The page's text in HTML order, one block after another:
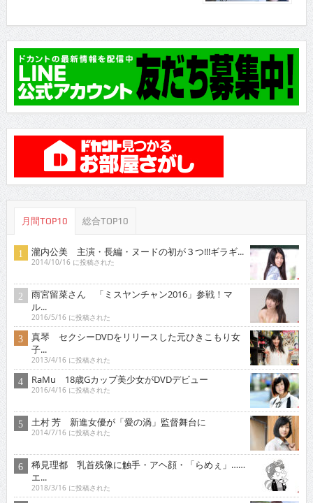
月間TOP10 総合TOP10
瀧内公美 主演・長編・ヌードの初が３つ!!!ギラギ...
2014/10/16 に投稿された
雨宮留菜さん 「ミスヤンチャン2016」参戦！マ
ル...
2016/5/16 に投稿された
真琴 セクシーDVDをリリースした元ひきこもり女
子...
2013/4/16 に投稿された
RaMu 18歳Gカップ美少女がDVDデビュー
2016/4/16 に投稿された
土村 芳 新進女優が「愛の渦」監督舞台に
2014/7/16 に投稿された
稀見理都 乳首残像に触手・アヘ顔・「らめぇ」……
エ...
2018/3/16 に投稿された